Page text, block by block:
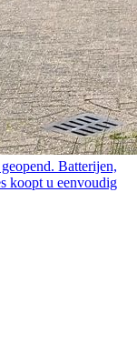
Batterijen,
koopt u eenvoudig